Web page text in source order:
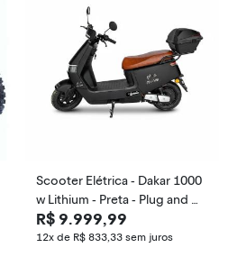
Scooter Elétrica - Dakar 1000
w Lithium - Preta - Plug and M
ove
R$ 9.999,99
12x de R$ 833,33 sem juros